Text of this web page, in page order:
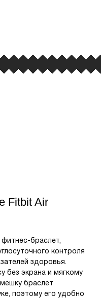
Fitbit Air
браслет,
контроля
здоровья.
без экрана и мягкому
браслет
поэтому его удобно